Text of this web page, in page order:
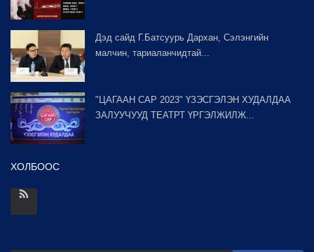
Дэд сайд Г.Батсуурь Дархан, Сэлэнгийн
малчин, тариаланчидтай...
"ЦАГААН САР 2023" ҮЗЭСГЭЛЭН ХУДАЛДАА
ЗАЛУУЧУУД ТЕАТРТ ҮРГЭЛЖИЛЖ...
ХОЛБООС